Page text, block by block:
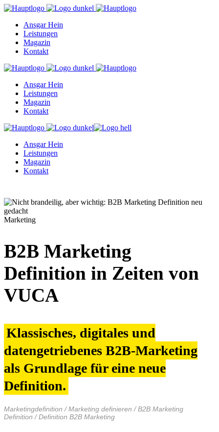
Ansgar Hein
Leistungen
Magazin
Kontakt
Ansgar Hein
Leistungen
Magazin
Kontakt
Ansgar Hein
Leistungen
Magazin
Kontakt
Marketing
B2B Marketing
Definition in Zeiten von
VUCA
Klassisches, digitales und
datengetriebenes B2B-Marketing
als Grundlage für eine neue
Definition.
Marketingdefinition / Marketing definieren / B2B Marketing
Definition / Definition B2B Marketing